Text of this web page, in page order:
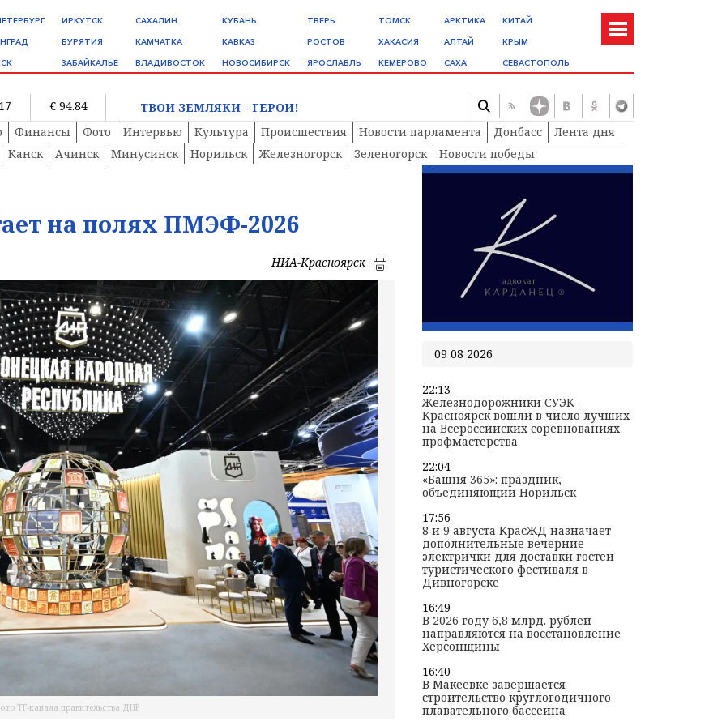
ИРКУТСК
БУРЯТИЯ
ЗАБАЙКАЛЬЕ
САХАЛИН
КАМЧАТКА
ВЛАДИВОСТОК
КУБАНЬ
КАВКАЗ
НОВОСИБИРСК
ТВЕРЬ
РОСТОВ
ЯРОСЛАВЛЬ
ТОМСК
ХАКАСИЯ
КЕМЕРОВО
АРКТИКА
АЛТАЙ
САХА
КИТАЙ
КРЫМ
СЕВАСТОПОЛЬ
€ 94.84
ТВОИ ЗЕМЛЯКИ - ГЕРОИ!
Финансы Фото Интервью Культура Происшествия Новости парламента Донбасс
Лента дня
Канск
Ачинск Минусинск Норильск Железногорск Зеленогорск Новости победы
на полях ПМЭФ-2026
НИА-Красноярск
ТГ-канала правительства ДНР
09 08 2026
22:13
Железнодорожники СУЭК-
Красноярск вошли в число лучших
на Всероссийских соревнованиях
профмастерства
22:04
«Башня 365»: праздник,
объединяющий Норильск
17:56
8 и 9 августа КрасЖД назначает
дополнительные вечерние
электрички для доставки гостей
туристического фестиваля в
Дивногорске
16:49
В 2026 году 6,8 млрд. рублей
направляются на восстановление
Херсонщины
16:40
В Макеевке завершается
строительство круглогодичного
плавательного бассейна